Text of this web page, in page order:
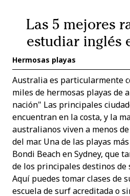
Las 5 mejores
estudiar inglés
Hermosas playas
Australia es particularmente
miles de hermosas playas de
nación" Las principales
encuentran en la costa, y la
australianos viven a menos
del mar. Una de las playas
Bondi Beach en Sydney, que
de los principales destinos de
Aquí puedes tomar clases de
escuela de surf acreditada o